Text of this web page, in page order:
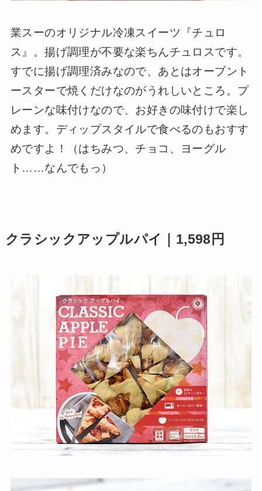
業スーのオリジナル冷凍スイーツ『チュロ
ス』。揚げ調理が不要な楽ちんチュロスです。
すでに揚げ調理済みなので、あとはオーブント
ースターで焼くだけなのがうれしいところ。プ
レーンな味付けなので、お好きの味付けで楽し
めます。ディップスタイルで食べるのもおすす
めですよ！（はちみつ、チョコ、ヨーグル
ト……なんでもっ）
クラシックアップルパイ｜1,598円